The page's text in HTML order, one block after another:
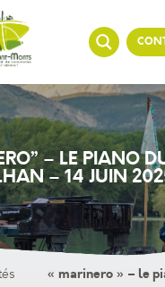
– LE PIANO
– 14 JUIN
« marinero » – le
cookies